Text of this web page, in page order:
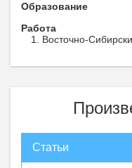
Образование
Работа
Восточно-
Статьи